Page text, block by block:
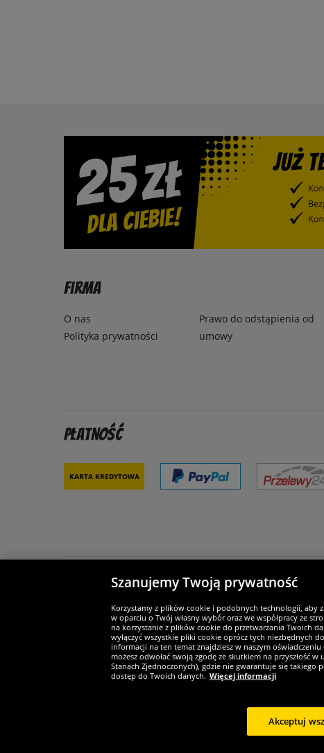
Firma
O nas
Polityka prywatności
Prawo do odstąpienia od
umowy
Płatność
Karta kredytowa
Partnerzy i bezpieczeństwo
Widerruf
Szanujemy Twoją prywatność
Korzystamy z plików cookie i podobnych technologii, aby
w oparciu o Twój własny wybór oraz we współpracy ze
na korzystanie z plików cookie do przetwarzania Twoich
wyłączyć wszystkie pliki cookie oprócz tych niezbędnych
informacji na ten temat znajdziesz w naszym
możesz odwołać swoją zgodę ze skutkiem na przyszłość
Stanach Zjednoczonych), gdzie nie gwarantuje się takiego
dostęp do Twoich danych. Więcej informacji
Akceptuj